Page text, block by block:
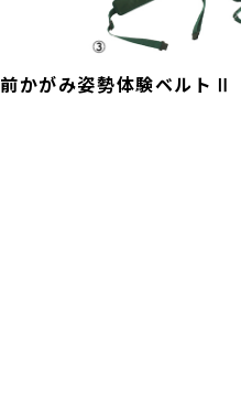
前かがみ姿勢体験ベルトⅡ